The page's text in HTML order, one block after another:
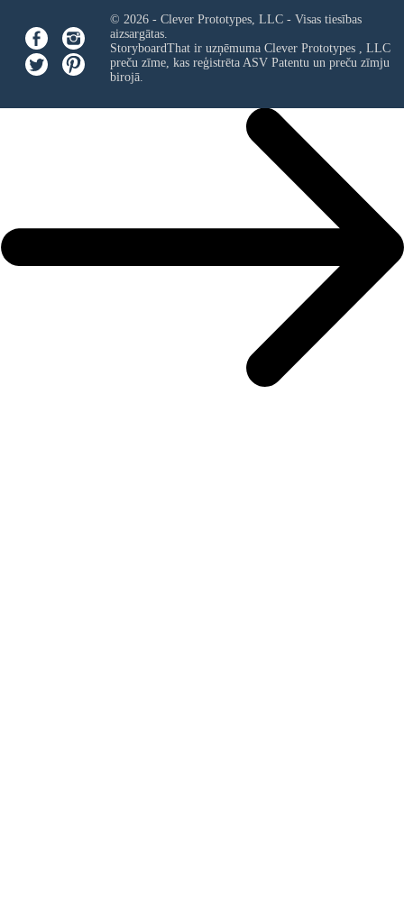
© 2026 - Clever Prototypes, LLC - Visas tiesības
aizsargātas.
StoryboardThat ir uzņēmuma Clever Prototypes , LLC
preču zīme, kas reģistrēta ASV Patentu un preču zīmju
birojā.